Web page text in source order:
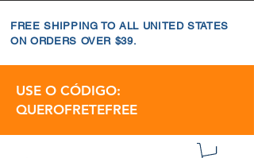
FREE SHIPPING TO ALL UNITED STATES
ON ORDERS OVER $39.
USE O CÓDIGO:
QUEROFRETEFREE